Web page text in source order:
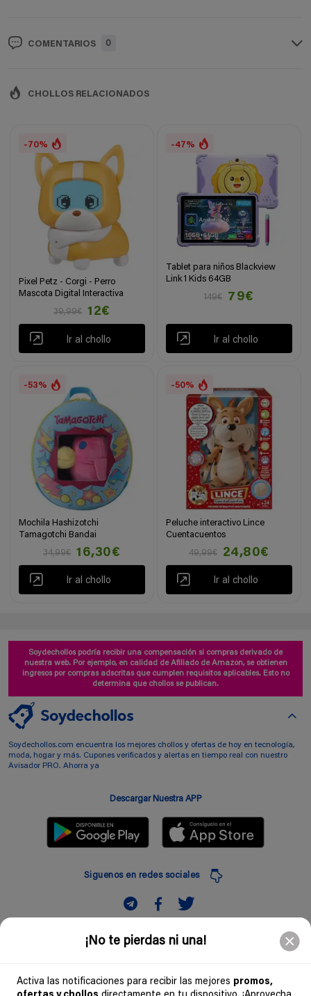
¡No te pierdas ni una!
Activa las notificaciones para recibir las mejores promos,
COMENTARIOS 0
CHOLLOS RELACIONADOS
-70%
Pixel Petz - Corgi - Perro
Mascota Digital Interactiva
39,99€
12€
Ir al chollo
-47%
Tablet para niños Blackview
Link 1 Kids 64GB
149€
79€
Ir al chollo
-53%
Mochila Hashizotchi
Tamagotchi Bandai
34,99€
16,30€
Ir al chollo
-50%
Peluche interactivo Lince
Cuentacuentos
49,99€
24,80€
Ir al chollo
Soydechollos podría recibir una compensación si compras derivado de
nuestra web. Por ejemplo, en calidad de Afiliado de Amazon, se obtienen
ingresos por compras adscritas que cumplen requisitos aplicables. Esto no
determina que chollos se publican.
Soydechollos.com encuentra los mejores chollos y ofertas de hoy en tecnología,
moda, hogar y más. Cupones verificados y alertas en tiempo real con nuestro
Avisador PRO. Ahorra ya
Descargar Nuestra APP
Siguenos en redes sociales
Suscribir